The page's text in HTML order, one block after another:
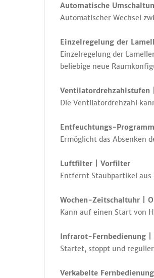
Automatische
Automatischer Wechsel
Einzelregelung der
Einzelregelung der
beliebige neue
Die Ventilatordrehzahl
Entfeuchtungs-Programm
Ermöglicht das Absenken
Luftfilter | Vorfilter
Entfernt Staubpartikel
Wochen-Zeitschaltuhr |
Kann auf einen Start von
Infrarot-Fernbedienung |
Startet, stoppt und
Verkabelte